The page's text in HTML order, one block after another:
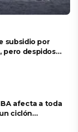
subsidio por
pero despidos
afecta a toda
ciclón